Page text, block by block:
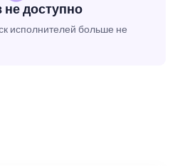
не доступно
исполнителей больше не